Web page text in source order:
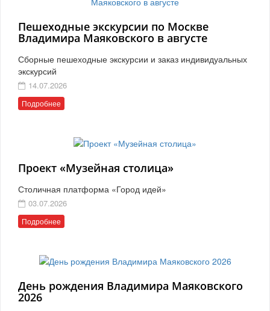
Пешеходные экскурсии по Москве
Владимира Маяковского в августе
Сборные пешеходные экскурсии и заказ индивидуальных
экскурсий
14.07.2026
Подробнее
Проект «Музейная столица»
Столичная платформа «Город идей»
03.07.2026
Подробнее
День рождения Владимира Маяковского
2026